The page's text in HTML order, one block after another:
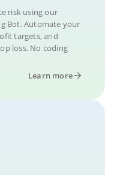
risk using our
Bot. Automate your
targets, and
loss. No coding
Learn more